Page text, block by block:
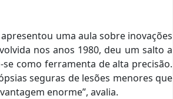
apresentou uma aula sobre inovações
nos anos 1980, deu um salto a
como ferramenta de alta precisão.
seguras de lesões menores que
enorme”, avalia.